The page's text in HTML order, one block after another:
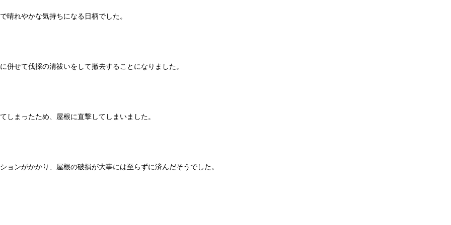
晴れやかな気持ちになる日柄でした。
せて伐採の清祓いをして撤去することになりました。
しまったため、屋根に直撃してしまいました。
ンがかかり、屋根の破損が大事には至らずに済んだそうでした。